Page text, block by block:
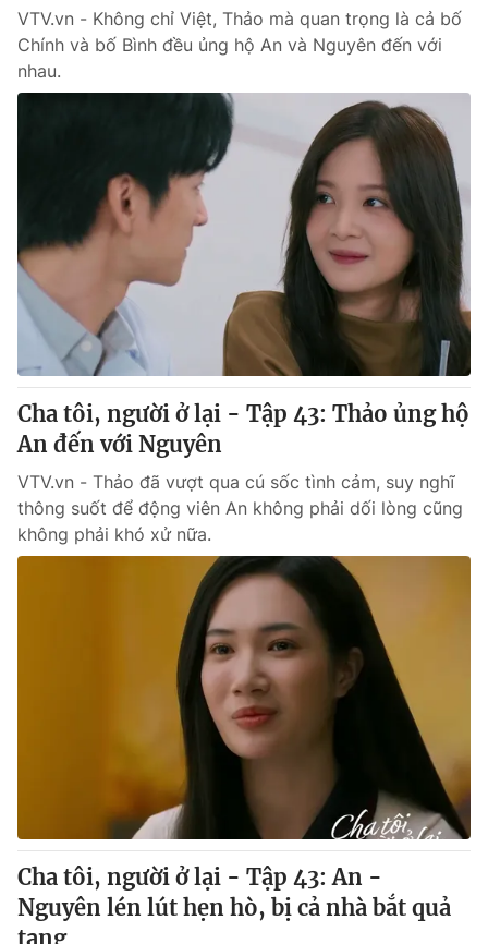
VTV.vn - Không chỉ Việt, Thảo mà quan trọng là cả bố
Chính và bố Bình đều ủng hộ An và Nguyên đến với
nhau.
Cha tôi, người ở lại - Tập 43: Thảo ủng hộ
An đến với Nguyên
VTV.vn - Thảo đã vượt qua cú sốc tình cảm, suy nghĩ
thông suốt để động viên An không phải dối lòng cũng
không phải khó xử nữa.
Cha tôi, người ở lại - Tập 43: An -
Nguyên lén lút hẹn hò, bị cả nhà bắt quả
tang